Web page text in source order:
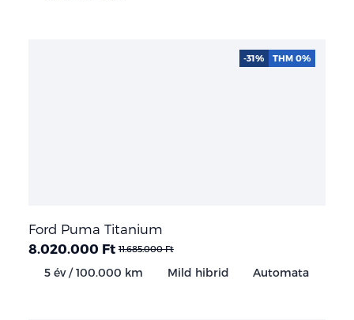
Ford Puma Titanium
8.020.000 Ft 11.685.000 Ft
5 év / 100.000 km Mild hibrid Automata
-31% THM 0%